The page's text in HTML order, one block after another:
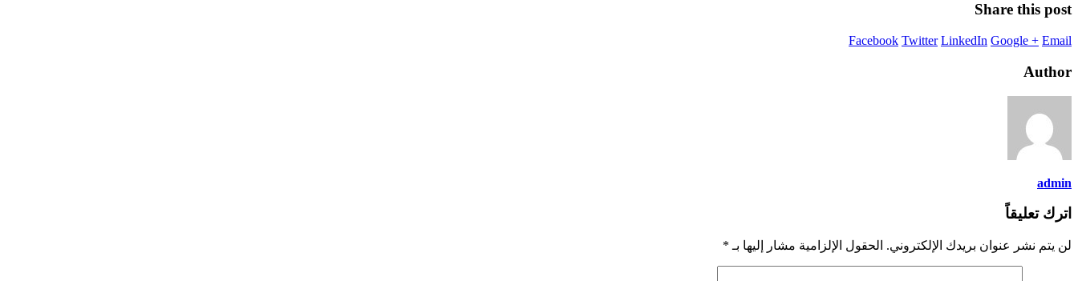
Share this post
Facebook Twitter LinkedIn Google + Email
Author
admin
اترك تعليقاً
لن يتم نشر عنوان بريدك الإلكتروني. الحقول الإلزامية مشار إليها بـ *